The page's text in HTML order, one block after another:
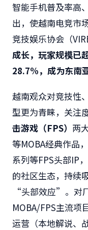
智能手机普及率高
出，使越南电竞市
竞技娱乐协会（
成长，玩家规模已
28.7%，成为东南
越南观众对竞技性
型更为青睐，关注
击游戏（FPS） 两
等MOBA经典作品
系列等FPS头部IP
的社区生态，持续
“头部效应”。对
MOBA/FPS主流项
运营（本地解说、